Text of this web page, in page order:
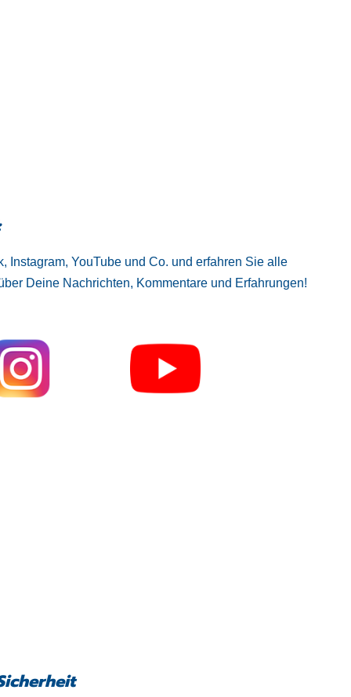
Instagram, YouTube und Co. und erfahren Sie alle
Deine Nachrichten, Kommentare und Erfahrungen!